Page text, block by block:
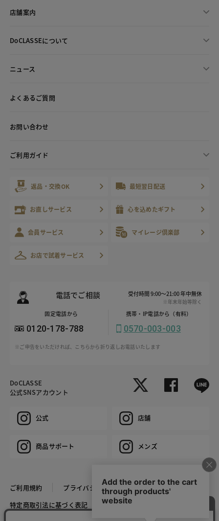
店舗案内
DoCLASSEについて
ニュース
よくあるご質問
お問い合わせ
ご利用ガイド
返品・交換OK 最短翌日配送
お直しサービス 心を込めたギフト
会員サービス マイレージ倶楽部
お店で試着サービス
電話でご相談 受付時間 9:00～21:00 年中無休
※年末年始等除く
固定電話から
0120-178-788
携帯・IP電話から（有料）
0570-003-003
※ご申告をいただければ、こちらから折り返しお電話いたします
DoCLASSE
公式SNSアカウント
公式 店舗
商品サポート メンズ
ご利用規約
プライバシーポリシー
特定商取引法に基づく表記
推奨環境